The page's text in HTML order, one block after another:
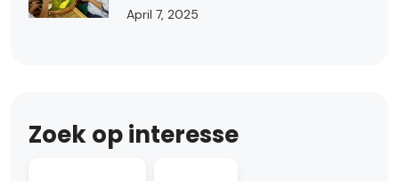
April 7, 2025
Zoek op interesse